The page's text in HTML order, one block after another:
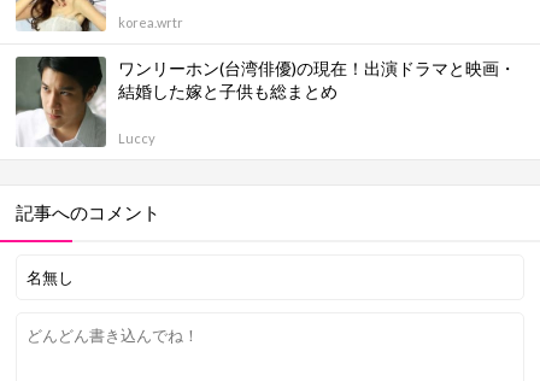
korea.wrtr
ワンリーホン(台湾俳優)の現在！出演ドラマと映画・
結婚した嫁と子供も総まとめ
Luccy
記事へのコメント